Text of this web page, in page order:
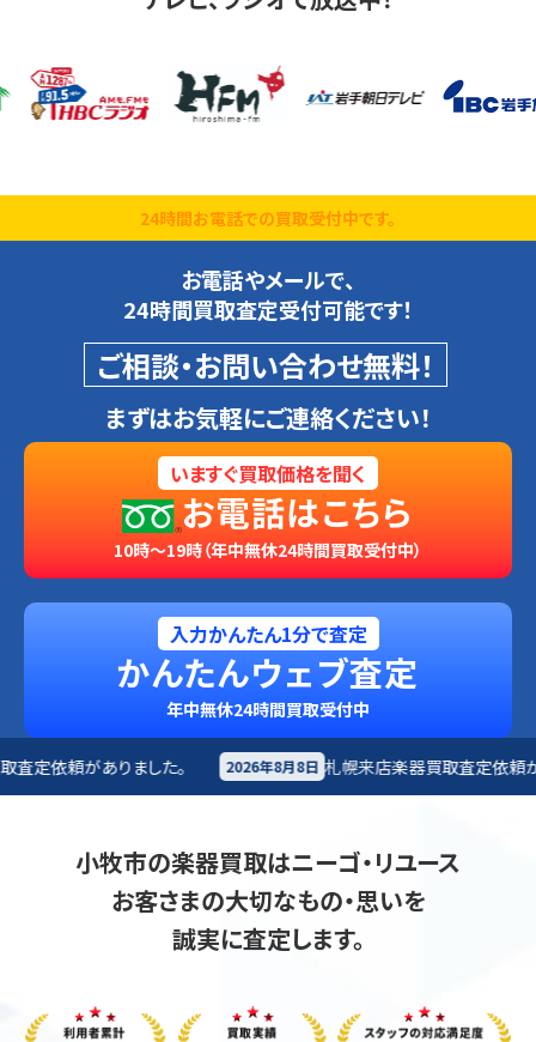
24時間お電話での買取受付中です。
お電話やメールで、
24時間買取査定受付可能です！
ご相談・お問い合わせ無料！
まずはお気軽にご連絡ください！
いますぐ買取価格を聞く
お電話はこちら
10時～19時（年中無休24時間買取受付中）
入力かんたん1分で査定
かんたんウェブ査定
年中無休24時間買取受付中
2026年8月8日 札幌来店楽器買取査定依頼がありました。 2026年8月
小牧市の楽器買取はニーゴ・リユース
お客さまの大切なもの・思いを
誠実に査定します。